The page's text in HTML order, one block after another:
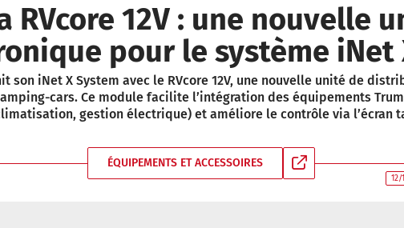
RVcore 12V : une nouvelle
pour le système iNet
son iNet X System avec le RVcore 12V, une nouvelle unité de
cars. Ce module facilite l’intégration des équipements
gestion électrique) et améliore le contrôle via l’écran
ÉQUIPEMENTS ET ACCESSOIRES
12/